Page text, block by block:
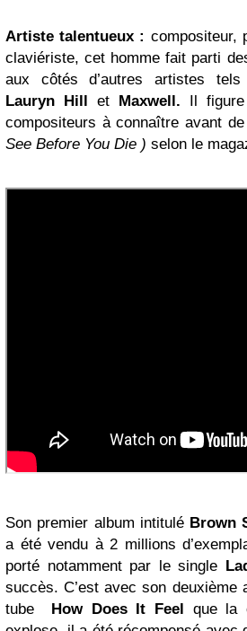
Artiste talentueux : compositeur,
claviériste, cet homme fait parti
aux côtés d’autres artistes tels
Lauryn Hill et Maxwell. Il
compositeurs à connaître avant
See Before You Die ) selon le
Son premier album intitulé Brown
a été vendu à 2 millions
porté notamment par le single
succès. C’est avec son deuxième
tube How Does It Feel que la